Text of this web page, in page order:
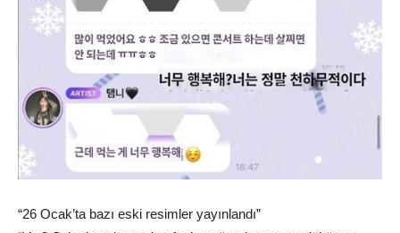
“26 Ocak’ta bazı eski resimler yayınlandı”